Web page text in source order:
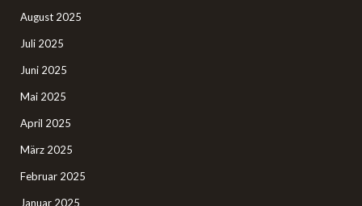
August 2025
Juli 2025
Juni 2025
Mai 2025
April 2025
März 2025
Februar 2025
Januar 2025